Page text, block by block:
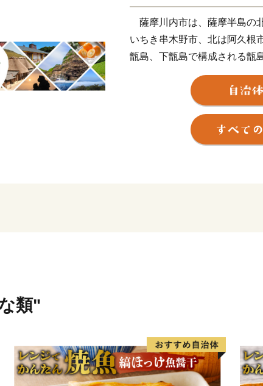
薩摩川内市は、薩摩半島の
いちき串木野市、北は阿久根
甑島、下甑島で構成される甑
に面した変化に富む白砂青松
河川「川内川」、藺牟田池を
地形の変化の美しい甑島、各
有しています。当市が有する
内川流域県立自然公園、藺牟
類"